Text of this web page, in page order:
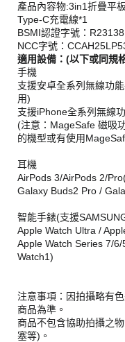
產品內容物:3in1折疊平
Type-C充電線*1
BSMI認證字號：R23138
NCC字號：
適用設備：(以下或同規
手機
支援安卓全系列無線功
用)
支援iPhone全系列無線
(注意：MageSafe 磁吸
的機型或有使用
耳機
AirPods 3/AirPods 2/
Galaxy Buds2 Pro /
智能手錶(支援
Apple Watch Ultra /
Apple Watch Series 7/
Watch1)
注意事項：因拍攝略有
商品為準。
商品不包含協助拍攝之
塞等)。